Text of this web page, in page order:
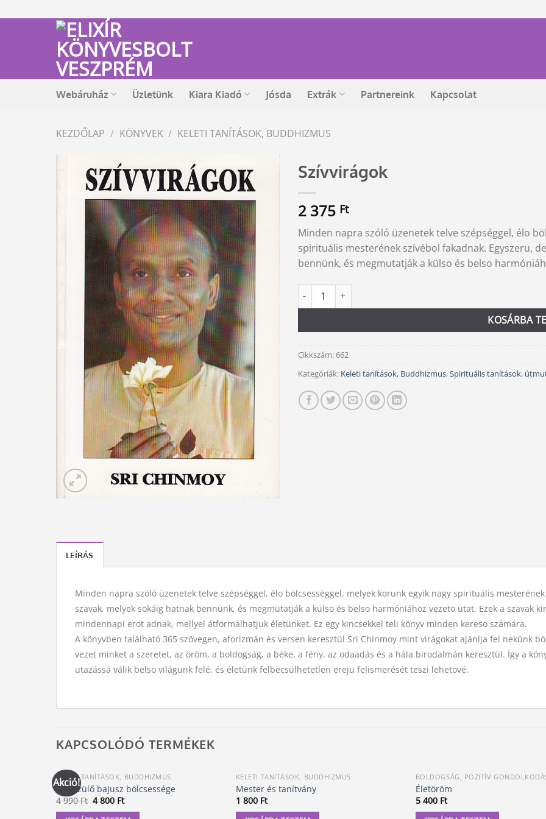
to
Webáruház Üzletünk Kiara Kiadó Jósda Extrák Partnereink Kapcsolat
KEZDŐLAP / KÖNYVEK / KELETI TANÍTÁSOK, BUDDHIZMUS
Szívvirágok
2 375 Ft
Minden napra szóló üzenetek telve szépséggel, élo
spirituális mesterének szívébol fakadnak. Egyszeru,
bennünk, és megmutatják a külso és belso
Szívvirágok mennyiség
KOSÁRBA
Alternative:
Cikkszám:662
Kategóriák: Keleti tanítások, Buddhizmus,Spirituális tanítások,
LEÍRÁS
Minden napra szóló üzenetek telve szépséggel, élo bölcsességgel, melyek korunk egyik nagy spirituális
szavak, melyek sokáig hatnak bennünk, és megmutatják a külso és belso harmóniához vezeto utat. Ezek a szavak
mindennapi erot adnak, mellyel átformálhatjuk életünket. Ez egy kincsekkel teli könyv minden kereso számára.
A könyvben található 365 szövegen, aforizmán és versen keresztül Sri Chinmoy mint virágokat ajánlja fel nekünk
vezet minket a szeretet, az öröm, a boldogság, a béke, a fény, az odaadás és a hála birodalmán keresztül. Így a
utazássá válik belso világunk felé, és életünk felbecsülhetetlen ereju felismerését teszi lehetové.
KAPCSOLÓDÓ TERMÉKEK
Akció!
KELETI TANÍTÁSOK, BUDDHIZMUS
Az őszülő bajusz bölcsessége
4 990Ft Original
4 800 FtCurrent
KELETI TANÍTÁSOK, BUDDHIZMUS
Mester és tanítvány
1 800 Ft
BOLDOGSÁG, POZITÍV
Életöröm
5 400 Ft